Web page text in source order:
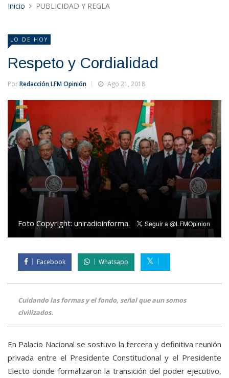
Inicio PUBLICIDAD Y REGLA
LO DE HOY
Respeto y Cordialidad
PorRedacción LFM Opinión Ago 21, 2018
Foto Copyright: uniradioinforma.com
Facebook Whatsapp
Cuidando las formas y el fondo, señal que aun somos
civilizados.
En Palacio Nacional se sostuvo la tercera y definitiva reunión
privada entre el Presidente Constitucional y el Presidente
Electo donde formalizaron la transición del poder ejecutivo,